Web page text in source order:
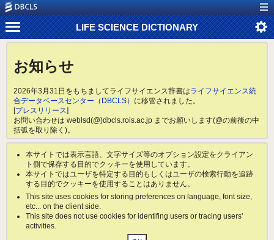
LIFE SCIENCE DICTIONARY
お知らせ
2026年3月31日をもちましてライフサイエンス辞書はライフサイエンス統
合データベースセンター（DBCLS） に移管されました。
[プレスリリース]
お問い合わせは weblsd(@)dbcls.rois.ac.jp までお願いします(@の前後の中
括弧を取り除く)。
本サイトでは表示言語、文字サイズ等のオプション設定をクライアン
ト側で保存する目的でクッキーを使用しています。
本サイトではユーザを特定する目的もしくはユーザの検索行動を追跡
する目的でクッキーを使用することはありません。
This site uses cookies for storing preferences on language, font size,
etc... on the client side.
This site does not use cookies for identifing users or tracing users'
activities.